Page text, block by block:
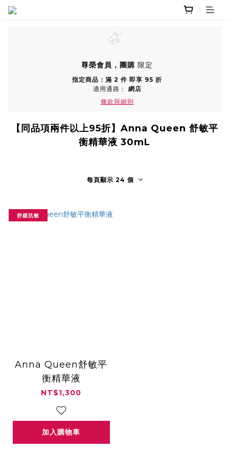
尊榮會員，團購 限定
指定商品：滿 2 件 即享 95 折
適用通路： 網店
條款與細則
【同品項兩件以上95折】Anna Queen 舒敏平
衡精華液 30mL
每頁顯示 24 個
舒緩抗敏
Anna Queen舒敏平
衡精華液
NT$1,300
加入購物車